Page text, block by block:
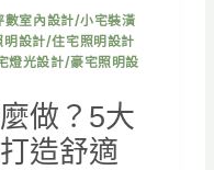
數室內設計/小宅裝潢
明設計/住宅照明設計
燈光設計/豪宅照明設
做？5大
造舒適